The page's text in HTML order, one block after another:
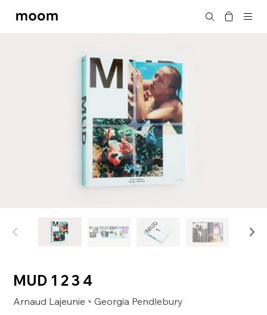
moom
搜尋
MUD 1 2 3 4
Arnaud Lajeunie 、Georgia Pendlebury